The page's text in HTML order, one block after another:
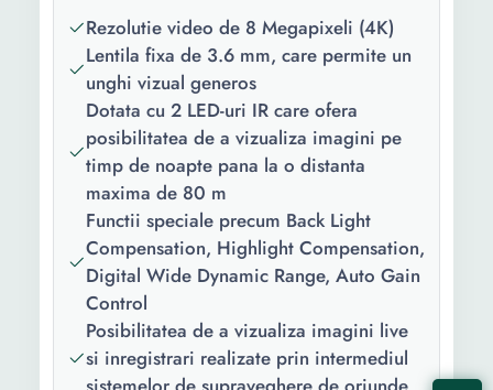
Rezolutie
video (pixeli):
4K
Microfon:
Nu
Management:
Aplicatie de vizualizare
Android, iPhone si PC
Lentile:
2,8 - 12 mm
Alimentare:
12 V
LED-uri
indicatoare:
Altele: 80m IR
Rezolutie video de 8 Megapixeli (4K)
Lentila fixa de 3.6 mm, care permite un
unghi vizual generos
Dotata cu 2 LED-uri IR care ofera
posibilitatea de a vizualiza imagini pe
timp de noapte pana la o distanta
maxima de 80 m
Functii speciale precum Back Light
Compensation, Highlight Compensation,
Digital Wide Dynamic Range, Auto Gain
Control
Posibilitatea de a vizualiza imagini live
si inregistrari realizate prin intermediul